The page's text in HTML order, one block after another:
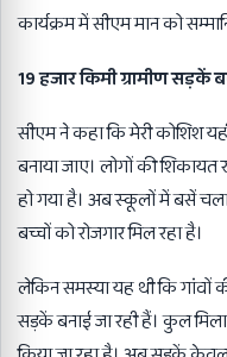
कार्यक्रम में सीएम मान को
19 हजार किमी ग्रामीण सड़कें
सीएम ने कहा कि मेरी कोशिश
बनाया जाए। लोगों की
हो गया है। अब स्कूलों में बसें
बच्चों को रोजगार मिल रहा है।
लेकिन समस्या यह थी कि गांवों
सड़कें बनाई जा रही हैं। कुल